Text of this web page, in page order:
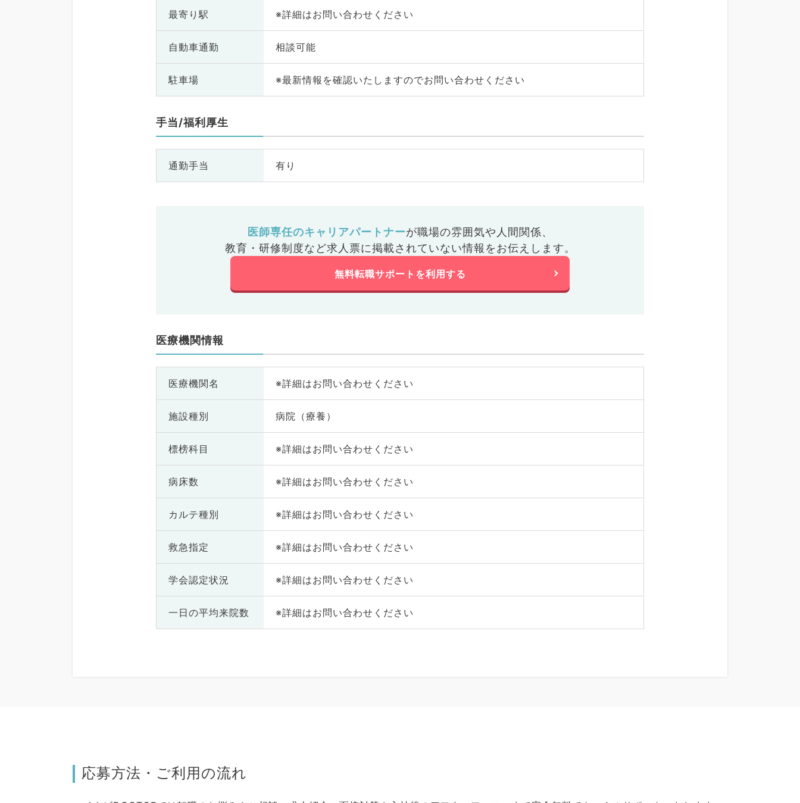
最寄り駅 ※詳細はお問い合わせください
自動車通勤 相談可能
駐車場 ※最新情報を確認いたしますのでお問い合わせください
手当/福利厚生
通勤手当 有り
医師専任のキャリアパートナーが職場の雰囲気や人間関係、
教育・研修制度など求人票に掲載されていない情報をお伝えします。
無料転職サポートを利用する
医療機関情報
医療機関名 ※詳細はお問い合わせください
施設種別 病院（療養）
標榜科目 ※詳細はお問い合わせください
病床数 ※詳細はお問い合わせください
カルテ種別 ※詳細はお問い合わせください
救急指定 ※詳細はお問い合わせください
学会認定状況 ※詳細はお問い合わせください
一日の平均来院数 ※詳細はお問い合わせください
応募方法・ご利用の流れ